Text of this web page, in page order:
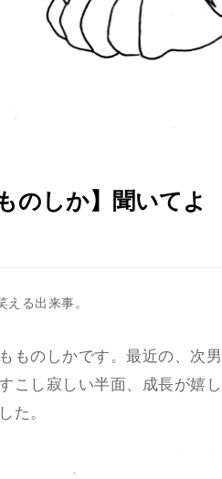
のしか】聞いてよ
える出来事。
ものしかです。最近の、次
こし寂しい半面、成長が嬉
た。